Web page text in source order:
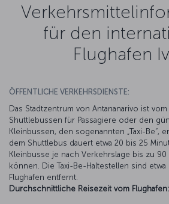
für den
Flughafen
ÖFFENTLICHE VERKEHRSDIENSTE:
Das Stadtzentrum von Antananarivo ist
Shuttlebussen für Passagiere oder den
Kleinbussen, den sogenannten „Taxi-Be“,
dem Shuttlebus dauert etwa 20 bis 25
Kleinbusse je nach Verkehrslage bis zu
können. Die Taxi-Be-Haltestellen sind
Flughafen entfernt.
Durchschnittliche Reisezeit vom Flughafen: